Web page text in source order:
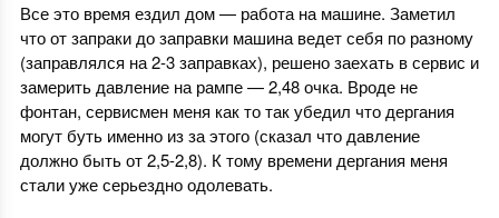
Все это время ездил дом — работа на машине. Заметил
что от запраки до заправки машина ведет себя по разному
(заправлялся на 2-3 заправках), решено заехать в сервис и
замерить давление на рампе — 2,48 очка. Вроде не
фонтан, сервисмен меня как то так убедил что дергания
могут буть именно из за этого (сказал что давление
должно быть от 2,5-2,8). К тому времени дергания меня
стали уже серьездно одолевать.